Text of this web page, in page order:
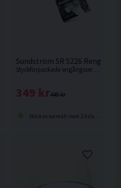
Sundström SR 5226
Styckförpackade engångsservetter, vatten och 5% Anjon- och Nonjontensider.
445 kr
349 kr
Skickas normalt inom 2-5 dagar